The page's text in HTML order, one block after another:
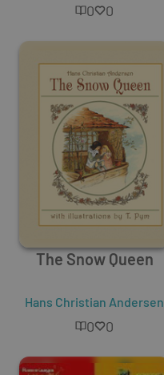
0 0
The Snow Queen
Hans Christian Andersen
0 0